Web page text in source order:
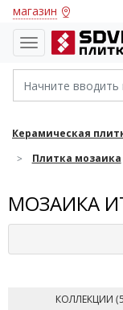
магазин
Керамическая
Плитка мозаика
МОЗАИКА
КОЛЛЕКЦИИ (